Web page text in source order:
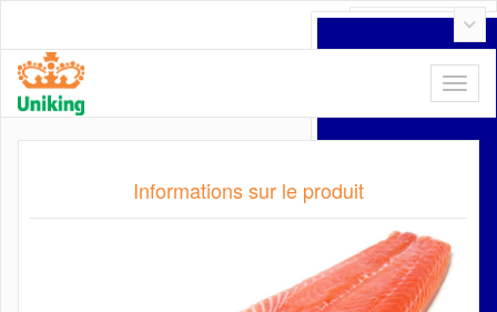
Informations sur le produit